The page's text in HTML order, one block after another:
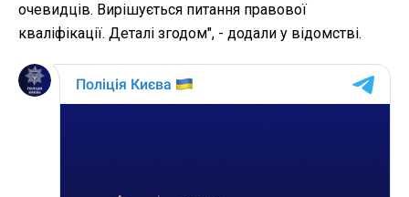
очевидців. Вирішується питання правової
кваліфікації. Деталі згодом", - додали у відомстві.